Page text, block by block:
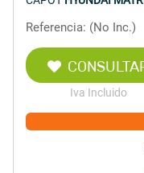
Referencia: (No Inc.)
Iva Incluido